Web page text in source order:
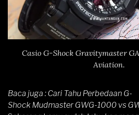
Casio G-Shock Gravitymaster
Aviation.
Baca juga : Cari Tahu Perbedaan G-
Shock Mudmaster GWG-1000 vs